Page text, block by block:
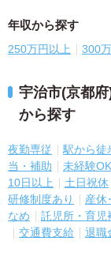
年収から探す
250万円以上 300
宇治市(京都
から探す
夜勤専従 駅から徒
当・補助
未経験OK
10日以上
土日祝休
研修制度あり
産休
なめ
託児所・育児
交通費支給
退職